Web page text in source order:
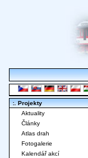
:. Projekty
Aktuality
Články
Atlas drah
Fotogalerie
Kalendář akcí